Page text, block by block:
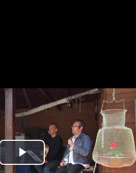
Play